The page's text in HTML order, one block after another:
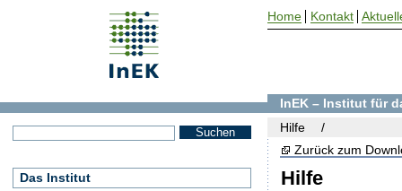
Hilfe
Zurück zum
InEK – Institut für
Hilfe
Das Institut
Home Kontakt